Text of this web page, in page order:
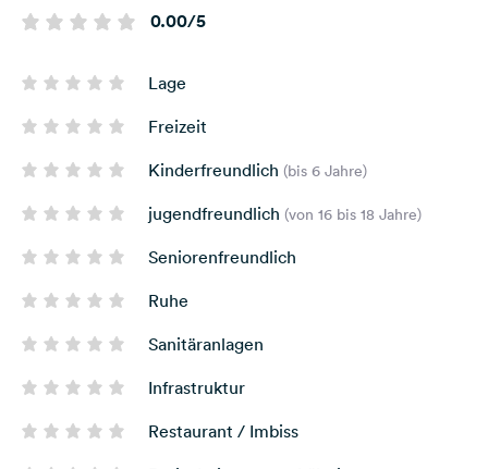
0.00/5
Lage
Freizeit
Kinderfreundlich (bis 6 Jahre)
jugendfreundlich (von 16 bis 18 Jahre)
Seniorenfreundlich
Ruhe
Sanitäranlagen
Infrastruktur
Restaurant / Imbiss